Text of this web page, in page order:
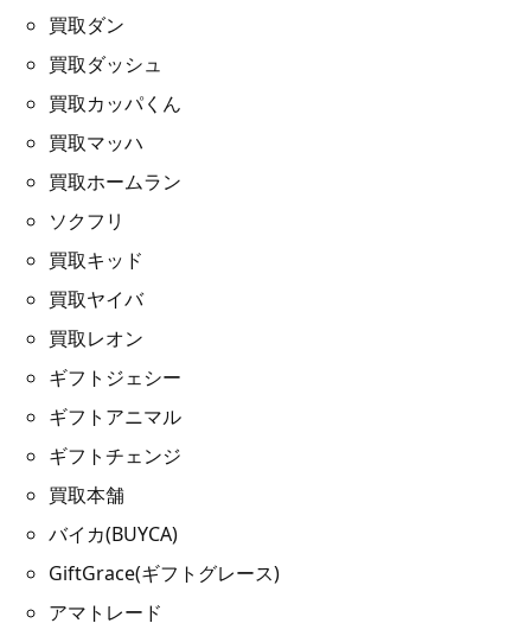
買取ダン
買取ダッシュ
買取カッパくん
買取マッハ
買取ホームラン
ソクフリ
買取キッド
買取ヤイバ
買取レオン
ギフトジェシー
ギフトアニマル
ギフトチェンジ
買取本舗
バイカ(BUYCA)
GiftGrace(ギフトグレース)
アマトレード